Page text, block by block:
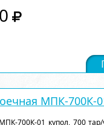
МПК-700К-
700К-01 купол, 700